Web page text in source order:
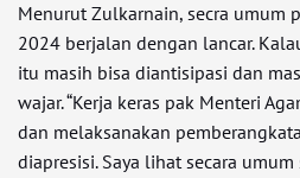
Menurut Zulkarnain, secra umum
2024 berjalan dengan lancar.
itu masih bisa diantisipasi dan
wajar. “Kerja keras pak Menteri
dan melaksanakan
diapresisi. Saya lihat secara